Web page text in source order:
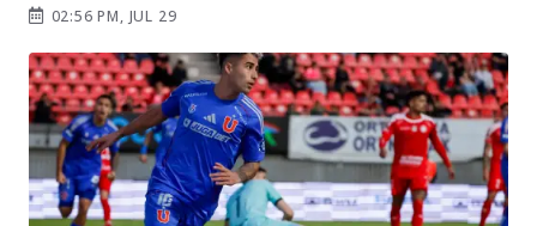
02:56 PM, JUL 29